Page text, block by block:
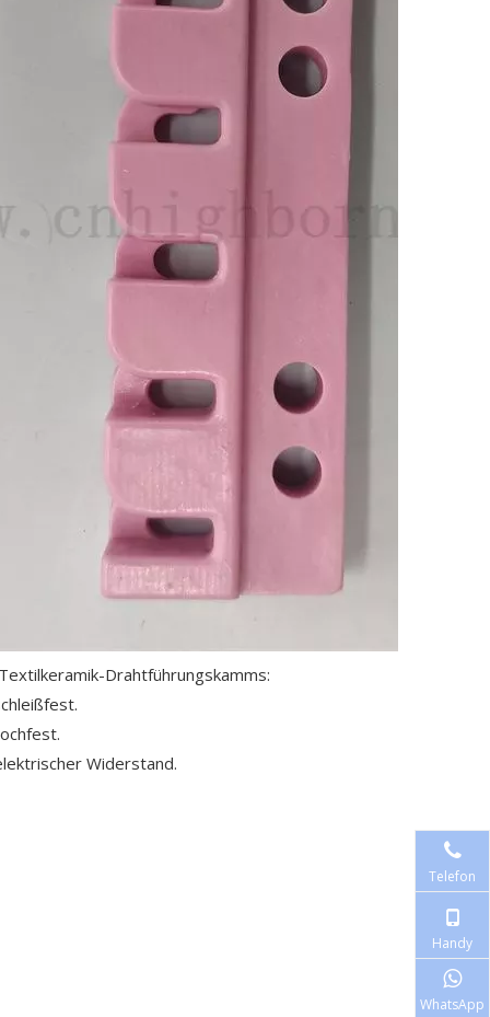
Drahtführungskamms:
Widerstand.
Telefon
Handy
WhatsApp